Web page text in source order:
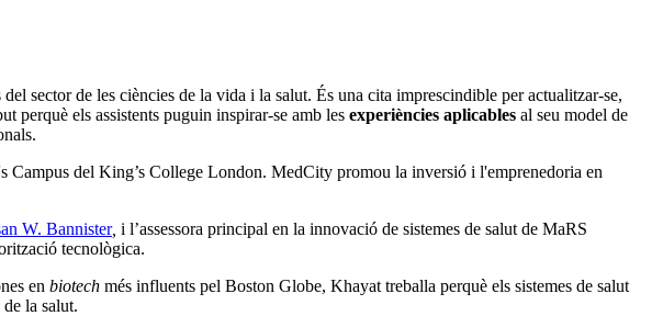
sector de les ciències de la vida i la salut. És una cita imprescindible per actualitzar-se,
perquè els assistents puguin inspirar-se amb les experiències aplicables al seu model de
del King’s College London. MedCity promou la inversió i l'emprenedoria en
W. Bannister, i l’assessora principal en la innovació de sistemes de salut de MaRS
tecnològica.
en biotech més influents pel Boston Globe, Khayat treballa perquè els sistemes de salut
la salut.